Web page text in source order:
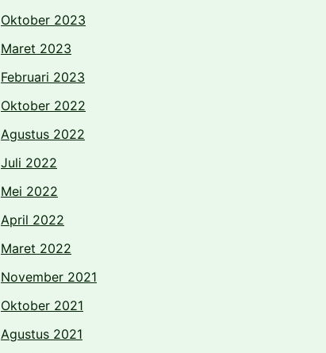
Oktober 2023
Maret 2023
Februari 2023
Oktober 2022
Agustus 2022
Juli 2022
Mei 2022
April 2022
Maret 2022
November 2021
Oktober 2021
Agustus 2021